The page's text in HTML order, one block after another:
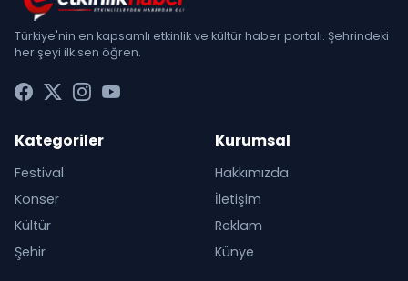
Türkiye'nin en kapsamlı etkinlik ve kültür haber portalı. Şehrindeki
her şeyi ilk sen öğren.
Kategoriler
Festival
Konser
Kültür
Şehir
Kurumsal
Hakkımızda
İletişim
Reklam
Künye